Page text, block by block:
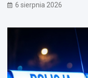
6 sierpnia 2026